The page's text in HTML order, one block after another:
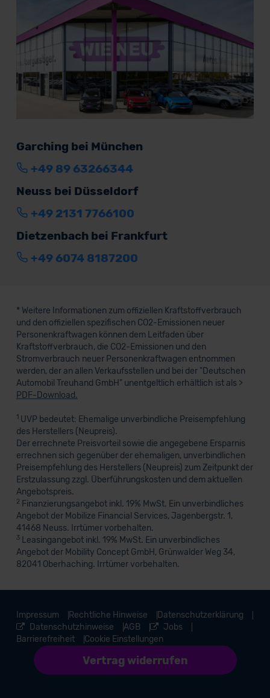
Garching bei München
+49 89 63266344
Neuss bei Düsseldorf
+49 2131 7766100
Dietzenbach bei Frankfurt
+49 6074 8187200
* Weitere Informationen zum offiziellen Kraftstoffverbrauch
und den offiziellen spezifischen CO2-Emissionen neuer
Personenkraftwagen können dem Leitfaden über
Kraftstoffverbrauch, die CO2-Emissionen und den
Stromverbrauch neuer Personenkraftwagen entnommen
werden, der an allen Verkaufsstellen und bei der "Deutschen
Automobil Treuhand GmbH" unentgeltlich erhältlich ist als >
PDF-Download.
1UVP bedeutet: Ehemalige unverbindliche Preisempfehlung
des Herstellers (Neupreis).
Der errechnete Preisvorteil sowie die angegebene Ersparnis
errechnen sich gegenüber der ehemaligen, unverbindlichen
Preisempfehlung des Herstellers (Neupreis) zum Zeitpunkt der
Erstzulassung zzgl. Überführungskosten und dem aktuellen
Angebotspreis.
2 Finanzierungsangebot inkl. 19% MwSt. Ein unverbindliches
Angebot der Mobilize Financial Services, Jagenbergstr. 1,
41468 Neuss. Irrtümer vorbehalten.
3Leasingangebot inkl. 19% MwSt. Ein unverbindliches
Angebot der Mobility Concept GmbH, Grünwalder Weg 34,
82041 Oberhaching. Irrtümer vorbehalten.
Impressum Rechtliche Hinweise
Datenschutzerklärung
Datenschutzhinweise
AGB
Jobs
Barrierefreiheit
Vertrag widerrufen
Cookie Einstellungen